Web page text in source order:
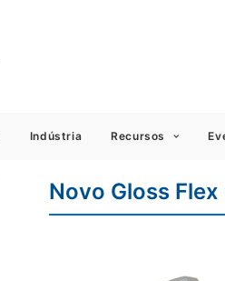
Indústria Recursos
Novo Gloss